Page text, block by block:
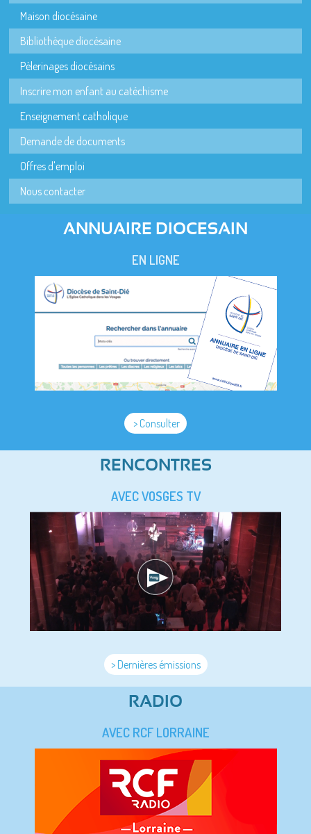
Maison diocésaine
Bibliothèque diocésaine
Pèlerinages diocésains
Inscrire mon enfant au catéchisme
Enseignement catholique
Demande de documents
Offres d'emploi
Nous contacter
ANNUAIRE DIOCESAIN
EN LIGNE
> Consulter
RENCONTRES
AVEC VOSGES TV
> Dernières émissions
RADIO
AVEC RCF LORRAINE